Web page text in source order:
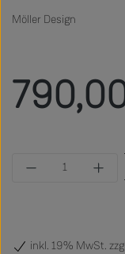
Möller Design
Produkt
inkl. 19% MwSt.